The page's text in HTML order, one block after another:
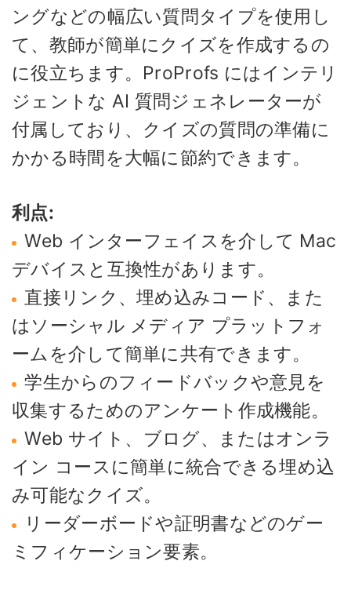
ングなどの幅広い質問タイプを使用し
て、教師が簡単にクイズを作成するの
に役立ちます。ProProfs にはインテリ
ジェントな AI 質問ジェネレーターが
付属しており、クイズの質問の準備に
かかる時間を大幅に節約できます。
利点:
Web インターフェイスを介して Mac
デバイスと互換性があります。
直接リンク、埋め込みコード、また
はソーシャル メディア プラットフォ
ームを介して簡単に共有できます。
学生からのフィードバックや意見を
収集するためのアンケート作成機能。
Web サイト、ブログ、またはオンラ
イン コースに簡単に統合できる埋め込
み可能なクイズ。
リーダーボードや証明書などのゲー
ミフィケーション要素。